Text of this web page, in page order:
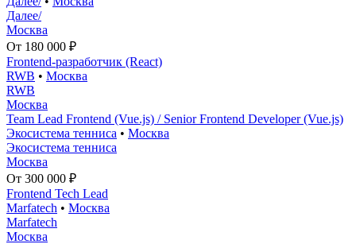
Далее/
Москва
От 180 000 ₽
Frontend-разработчик (React)
RWB • Москва
RWB
Москва
Team Lead Frontend (Vue.js) / Senior Frontend Developer (Vue.js)
Экосистема тенниса • Москва
Экосистема тенниса
Москва
От 300 000 ₽
Frontend Tech Lead
Marfatech • Москва
Marfatech
Москва